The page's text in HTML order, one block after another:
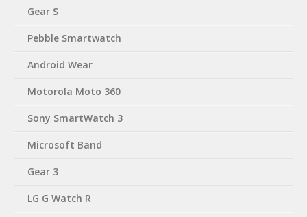
Gear S
Pebble Smartwatch
Android Wear
Motorola Moto 360
Sony SmartWatch 3
Microsoft Band
Gear 3
LG G Watch R